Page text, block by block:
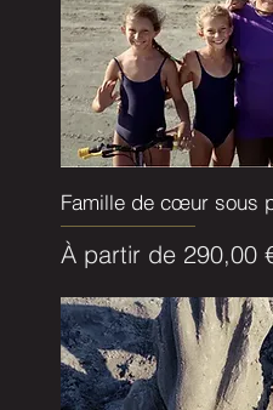
Famille de cœur sous
À partir de 290,00
Prix promotionnel